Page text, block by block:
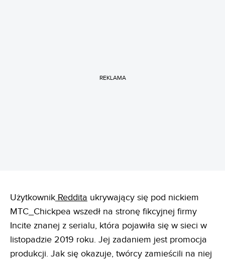
REKLAMA
Użytkownik Reddita ukrywający się pod nickiem
MTC_Chickpea wszedł na stronę fikcyjnej firmy
Incite znanej z serialu, która pojawiła się w sieci w
listopadzie 2019 roku. Jej zadaniem jest promocja
produkcji. Jak się okazuje, twórcy zamieścili na niej